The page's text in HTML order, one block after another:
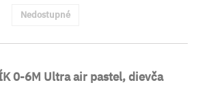
Nedostupné
0-6M Ultra air pastel, dievča